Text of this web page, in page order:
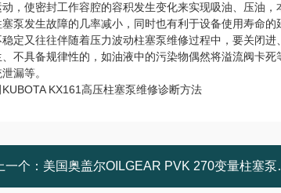
，使密封工作容腔的容积发生变化来实现吸油、压油
泵发生故障的几率减小，同时也有利于设备使用寿命的
定又往往伴随着压力波动柱塞泵维修过程中，要关闭
不具备规律性的，如油液中的污染物偶然将溢流阀卡
漏等。
KX161高压柱塞泵维修诊断方法
一个： 美国奥盖尔OILGEAR PVK 270变量柱塞泵维修免费检测